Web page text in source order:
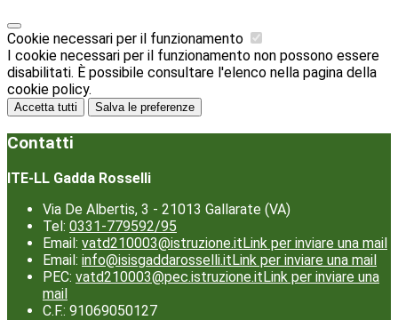
Cookie necessari per il funzionamento
I cookie necessari per il funzionamento non possono essere
disabilitati. È possibile consultare l'elenco nella pagina della
cookie policy.
Accetta tutti Salva le preferenze
Contatti
ITE-LL Gadda Rosselli
Via De Albertis, 3 - 21013 Gallarate (VA)
Tel: 0331-779592/95
Email: vatd210003@istruzione.itLink per inviare una mail
Email: info@isisgaddarosselli.itLink per inviare una mail
PEC: vatd210003@pec.istruzione.itLink per inviare una
mail
C.F.: 91069050127